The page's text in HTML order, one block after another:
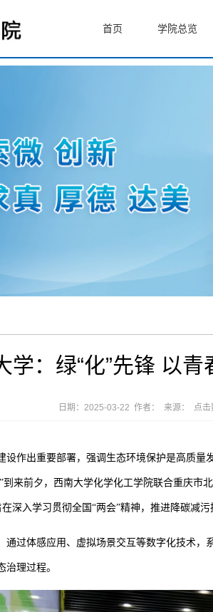
首页 学院总览
学：绿“化”先锋 以
日期：2025-03-22 作者： 来源： 点击
设作出重要部署，强调生态环境保护是高质量
来前夕， 西南大学化学化工学院联合重庆市
深入学习贯彻全国“两会”精神，推进降碳减污
过体感应用、虚拟场景交互等数字化技术
理过程。